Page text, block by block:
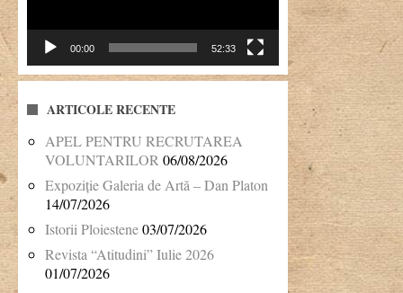
00:00 52:33
ARTICOLE RECENTE
APEL PENTRU RECRUTAREA
VOLUNTARILOR 06/08/2026
Expoziție Galeria de Artă – Dan Platon
14/07/2026
Istorii Ploiestene03/07/2026
Revista “Atitudini” Iulie 2026
01/07/2026